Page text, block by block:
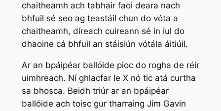
chaitheamh ach tabhair faoi deara nach
bhfuil sé seo ag teastáil chun do vóta a
chaitheamh, díreach cuireann sé in iul do
dhaoine cá bhfuil an stáisiún vótála áitiúil.
Ar an bpáipéar ballóide pioc do rogha de réir
uimhreach. Ní ghlacfar le X nó tic atá curtha
sa bhosca. Beidh triúr ar an bpáipéar
ballóide ach toisc gur tharraing Jim Gavin